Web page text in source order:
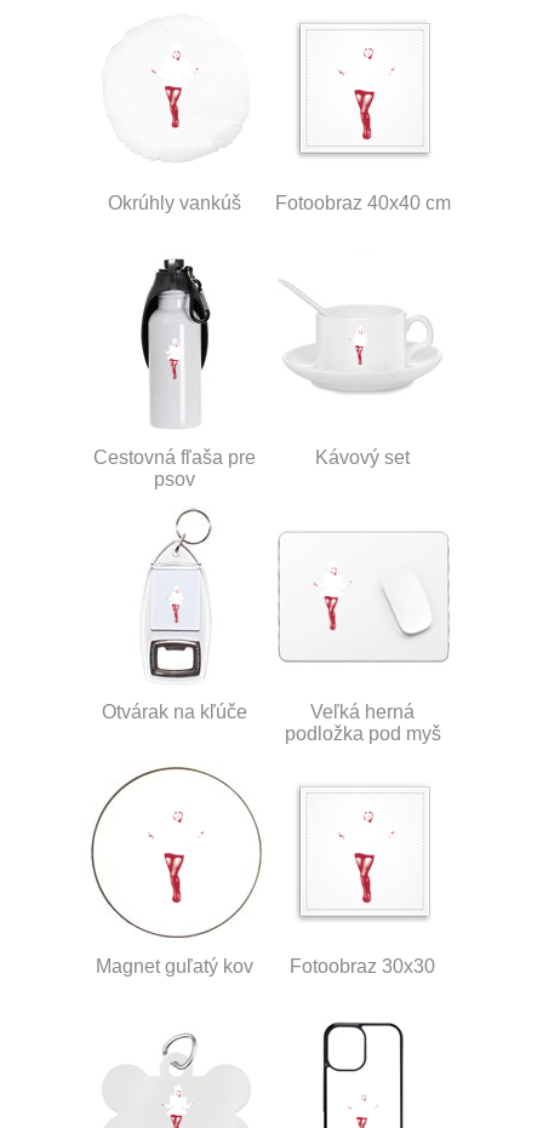
Okrúhly vankúš Fotoobraz 40x40 cm
Cestovná fľaša pre
psov
Kávový set
Otvárak na kľúče
Veľká herná
podložka pod myš
Magnet guľatý kov Fotoobraz 30x30